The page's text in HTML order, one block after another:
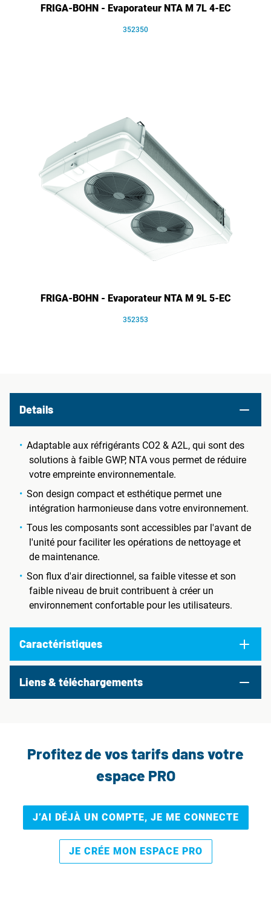
FRIGA-BOHN - Evaporateur NTA M 7L 4-EC
352350
FRIGA-BOHN - Evaporateur NTA M 9L 5-EC
352353
Details
Adaptable aux réfrigérants CO2 & A2L, qui sont des
solutions à faible GWP, NTA vous permet de réduire
votre empreinte environnementale.
Son design compact et esthétique permet une
intégration harmonieuse dans votre environnement.
Tous les composants sont accessibles par l'avant de
l'unité pour faciliter les opérations de nettoyage et
de maintenance.
Son flux d'air directionnel, sa faible vitesse et son
faible niveau de bruit contribuent à créer un
environnement confortable pour les utilisateurs.
Caractéristiques
Liens & téléchargements
Profitez de vos tarifs dans votre
espace PRO
J’AI DÉJÀ UN COMPTE, JE ME CONNECTE
JE CRÉE MON ESPACE PRO